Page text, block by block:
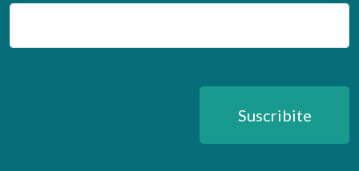
Email
Suscribite